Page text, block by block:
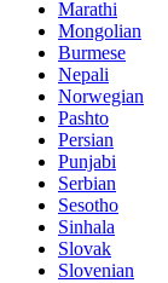
Marathi
Mongolian
Burmese
Nepali
Norwegian
Pashto
Persian
Punjabi
Serbian
Sesotho
Sinhala
Slovak
Slovenian